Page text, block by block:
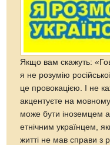
Якщо вам скажуть:
я не розумію
це провокацією. І не
акцентуєте на
може бути іноземцем
етнічним українцем,
житті не мав справи з